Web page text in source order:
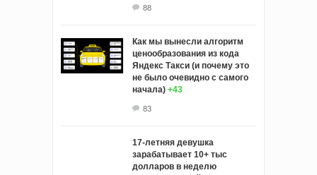
88
Как мы вынесли алгоритм
ценообразования из кода
Яндекс Такси (и почему это
не было очевидно с самого
начала) +43
83
17-летняя девушка
зарабатывает 10+ тыс
долларов в неделю